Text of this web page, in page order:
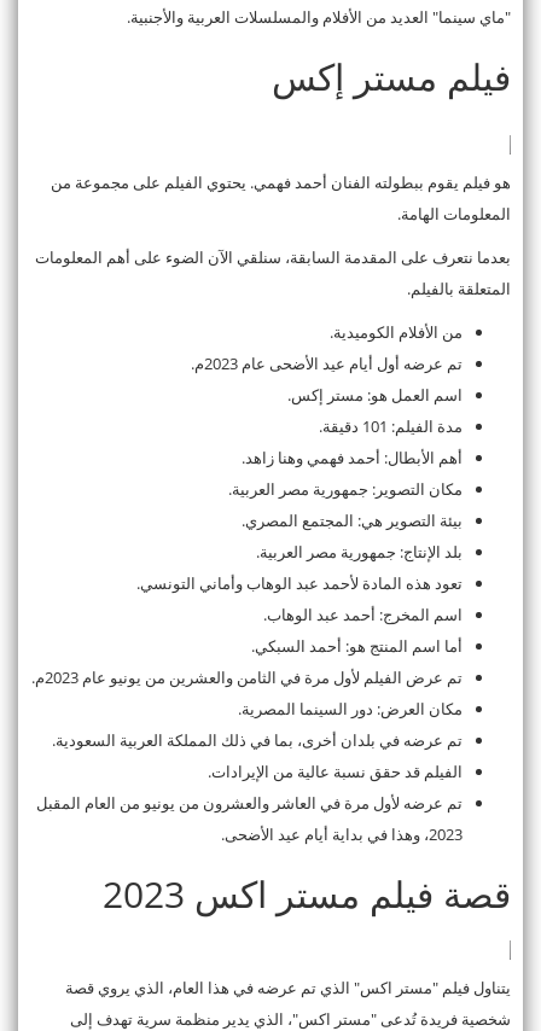
"ماي سينما" العديد من الأفلام والمسلسلات العربية والأجنبية.
فيلم مستر إكس
هو فيلم يقوم ببطولته الفنان أحمد فهمي. يحتوي الفيلم على مجموعة من
المعلومات الهامة.
بعدما نتعرف على المقدمة السابقة، سنلقي الآن الضوء على أهم المعلومات
المتعلقة بالفيلم.
من الأفلام الكوميدية.
تم عرضه أول أيام عيد الأضحى عام 2023م.
اسم العمل هو: مستر إكس.
مدة الفيلم: 101 دقيقة.
أهم الأبطال: أحمد فهمي وهنا زاهد.
مكان التصوير: جمهورية مصر العربية.
بيئة التصوير هي: المجتمع المصري.
بلد الإنتاج: جمهورية مصر العربية.
تعود هذه المادة لأحمد عبد الوهاب وأماني التونسي.
اسم المخرج: أحمد عبد الوهاب.
أما اسم المنتج هو: أحمد السبكي.
تم عرض الفيلم لأول مرة في الثامن والعشرين من يونيو عام 2023م.
مكان العرض: دور السينما المصرية.
تم عرضه في بلدان أخرى، بما في ذلك المملكة العربية السعودية.
الفيلم قد حقق نسبة عالية من الإيرادات.
تم عرضه لأول مرة في العاشر والعشرون من يونيو من العام المقبل
2023، وهذا في بداية أيام عيد الأضحى.
قصة فيلم مستر اكس 2023
يتناول فيلم "مستر اكس" الذي تم عرضه في هذا العام، الذي يروي قصة
شخصية فريدة تُدعى "مستر اكس"، الذي يدير منظمة سرية تهدف إلى